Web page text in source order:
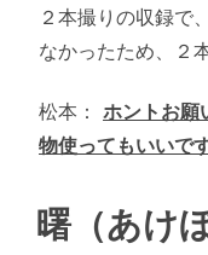
２本撮りの収録で
なかったため、２
松本： ホントお願
物使ってもいいで
曙（あけ